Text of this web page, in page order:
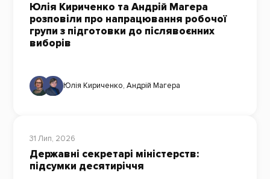
Юлія Кириченко та Андрій Магера
розповіли про напрацювання робочої
групи з підготовки до післявоєнних
виборів
Юлія Кириченко, Андрій Магера
31 Лип, 2026
Державні секретарі міністерств:
підсумки десятиріччя